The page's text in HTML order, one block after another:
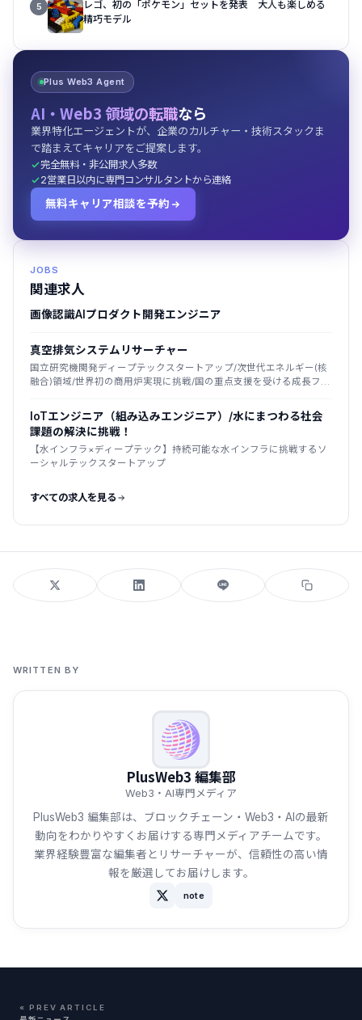
5
レゴ、初の「ポケモン」セットを発表 大人も楽しめる
精巧モデル
Plus Web3 Agent
AI・Web3 領域の転職なら
業界特化エージェントが、企業のカルチャー・技術スタックま
で踏まえてキャリアをご提案します。
完全無料・非公開求人多数
2営業日以内に専門コンサルタントから連絡
無料キャリア相談を予約
JOBS
関連求人
画像認識AIプロダクト開発エンジニア
真空排気システムリサーチャー
国立研究機関発ディープテックスタートアップ/次世代エネルギー(核
融合)領域/世界初の商用炉実現に挑戦/国の重点支援を受ける成長フェ
IoTエンジニア（組み込みエンジニア）/水にまつわる社会
課題の解決に挑戦！
【水インフラ×ディープテック】持続可能な水インフラに挑戦するソ
ーシャルテックスタートアップ
すべての求人を見る
WRITTEN BY
PlusWeb3 編集部
Web3・AI専門メディア
PlusWeb3 編集部は、ブロックチェーン・Web3・AIの最新
動向をわかりやすくお届けする専門メディアチームです。
業界経験豊富な編集者とリサーチャーが、信頼性の高い情
報を厳選してお届けします。
note
« PREV ARTICLE